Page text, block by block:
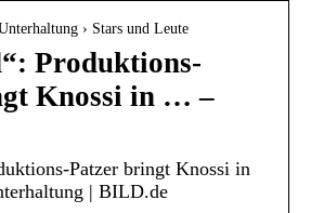
› Stars und Leute
Produktions-
Knossi in … –
Patzer bringt Knossi in
| BILD.de